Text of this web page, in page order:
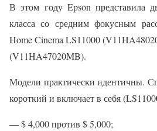
В этом году Epson представила
класса со средним фокусным
Home Cinema LS11000
(V11HA47020MB).
Модели практически идентичны.
короткий и включает в себя
— $ 4,000 против $ 5,000;